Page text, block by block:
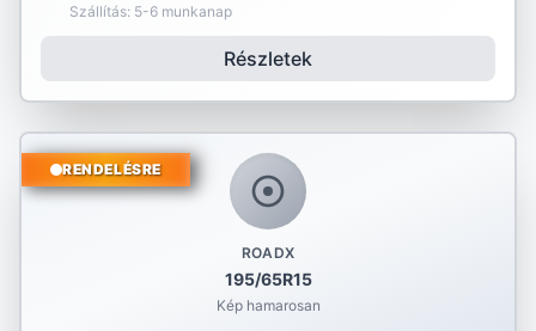
Szállítás: 5-6 munkanap
Részletek
ROADX
195/65R15
Kép hamarosan
RENDELÉSRE